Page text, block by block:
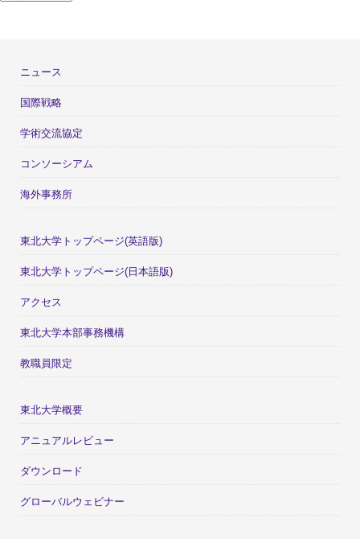
ニュース
国際戦略
学術交流協定
コンソーシアム
海外事務所
東北大学トップページ(英語版)
東北大学トップページ(日本語版)
アクセス
東北大学本部事務機構
教職員限定
東北大学概要
アニュアルレビュー
ダウンロード
グローバルウェビナー